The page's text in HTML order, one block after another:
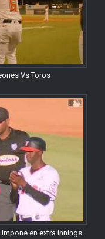
Vs Toros
impone en extra innings